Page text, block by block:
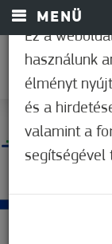
MENÜ
Ez a
használunk
élményt
és a
valamint a
segítségével